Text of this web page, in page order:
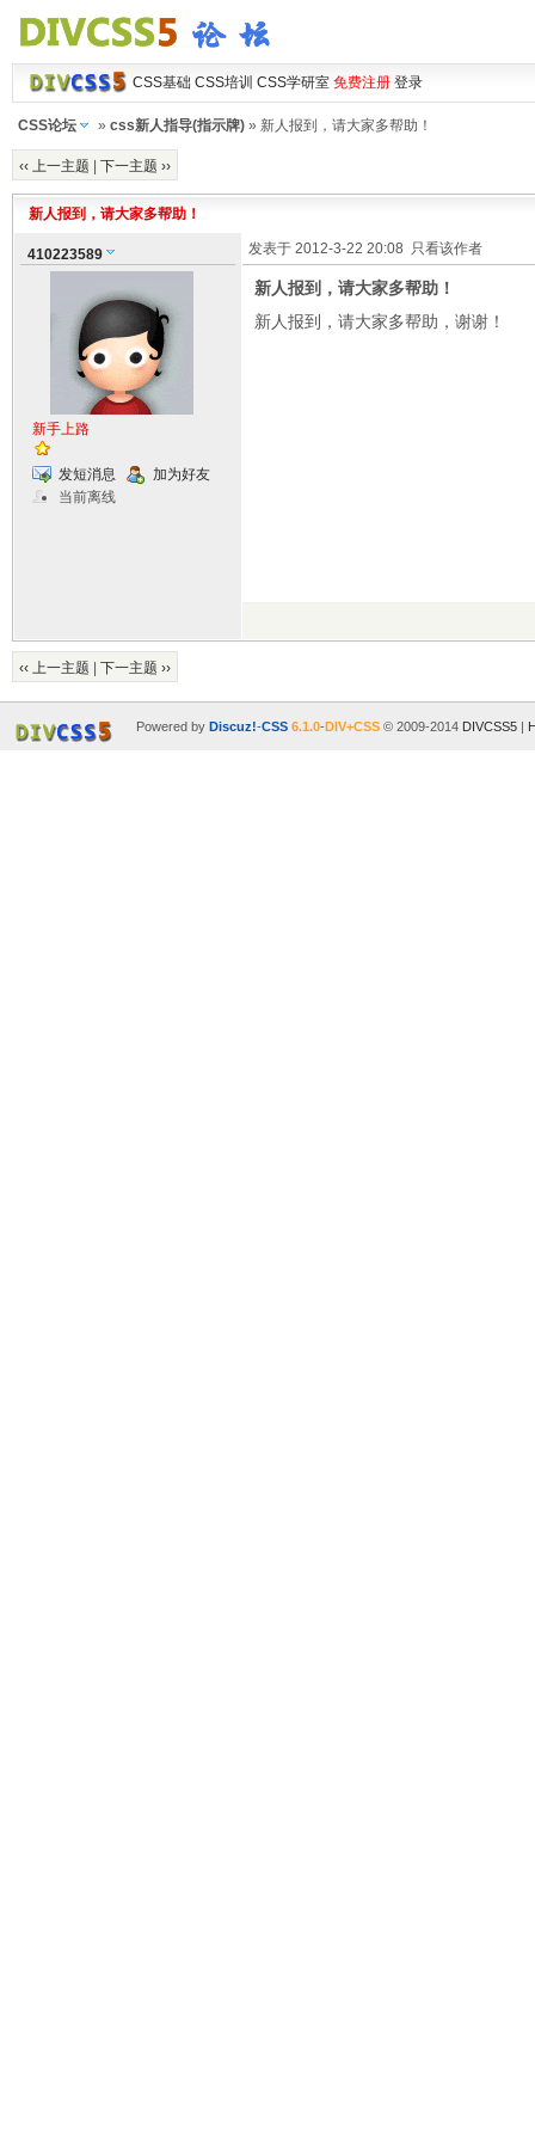
CSS基础 CSS培训 CSS学研室 免费注册 登录
CSS论坛 » css新人指导(指示牌)» 新人报到，请大家多帮助！
‹‹ 上一主题 下一主题 ››
新人报到，请大家多帮助！
410223589
新手上路
发短消息
加为好友
当前离线
发表于 2012-3-22 20:08 只看该作者
新人报到，请大家多帮助！
新人报到，请大家多帮助，谢谢！
‹‹ 上一主题 下一主题 ››
Powered by Discuz!-CSS 6.1.0-DIV+CSS© 2009-2014 DIVCSS5|